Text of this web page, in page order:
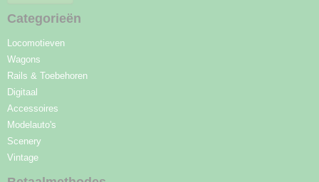
Categorieën
Locomotieven
Wagons
Rails & Toebehoren
Digitaal
Accessoires
Modelauto's
Scenery
Vintage